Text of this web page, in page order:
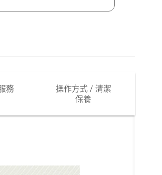
務
操作方式 / 清潔
保養